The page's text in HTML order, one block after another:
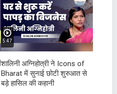
5:47
शालिनी अग्निहोत्री ने Icons of
Bharat में सुनाई छोटी शुरुआत से
बड़े हासिल की कहानी